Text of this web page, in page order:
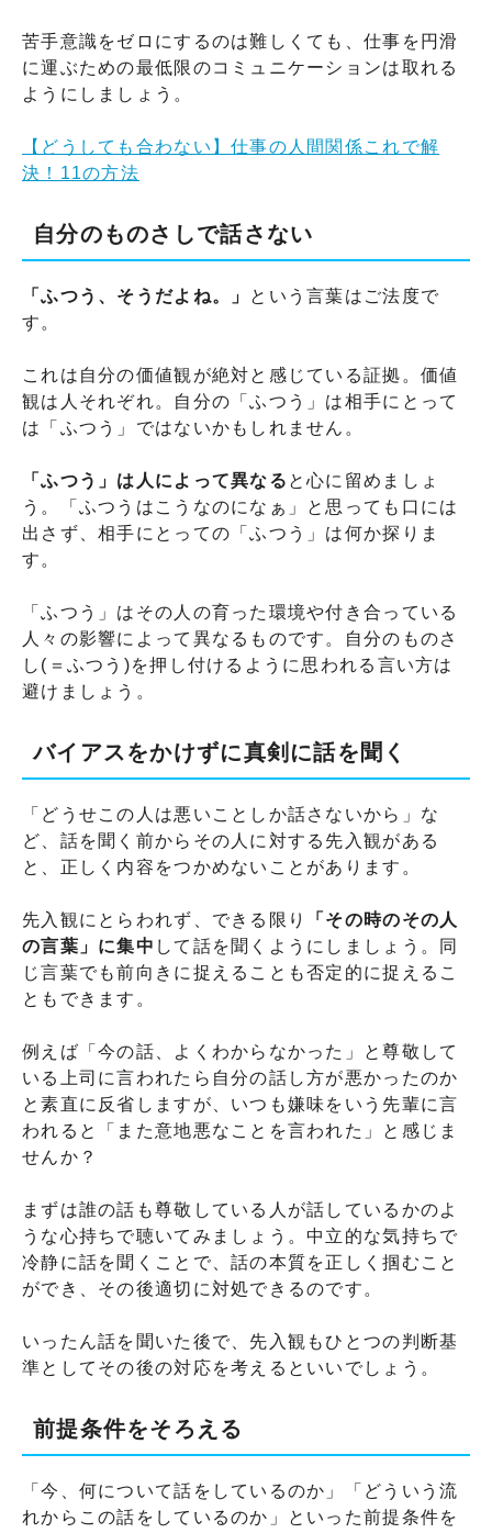
苦手意識をゼロにするのは難しくても、仕事を円滑
に運ぶための最低限のコミュニケーションは取れる
ようにしましょう。
【どうしても合わない】仕事の人間関係これで解
決！11の方法
自分のものさしで話さない
「ふつう、そうだよね。」 という言葉はご法度で
す。
これは自分の価値観が絶対と感じている証拠。価値
観は人それぞれ。自分の「ふつう」は相手にとって
は「ふつう」ではないかもしれません。
「ふつう」は人によって異なる と心に留めましょ
う。「ふつうはこうなのになぁ」と思っても口には
出さず、相手にとっての「ふつう」は何か探りま
す。
「ふつう」はその人の育った環境や付き合っている
人々の影響によって異なるものです。自分のものさ
し(＝ふつう)を押し付けるように思われる言い方は
避けましょう。
バイアスをかけずに真剣に話を聞く
「どうせこの人は悪いことしか話さないから」な
ど、話を聞く前からその人に対する先入観がある
と、正しく内容をつかめないことがあります。
先入観にとらわれず、できる限り
「その時のその人
の言葉」に集中 して話を聞くようにしましょう。同
じ言葉でも前向きに捉えることも否定的に捉えるこ
ともできます。
例えば「今の話、よくわからなかった」と尊敬して
いる上司に言われたら自分の話し方が悪かったのか
と素直に反省しますが、いつも嫌味をいう先輩に言
われると「また意地悪なことを言われた」と感じま
せんか？
まずは誰の話も尊敬している人が話しているかのよ
うな心持ちで聴いてみましょう。中立的な気持ちで
冷静に話を聞くことで、話の本質を正しく掴むこと
ができ、その後適切に対処できるのです。
いったん話を聞いた後で、先入観もひとつの判断基
準としてその後の対応を考えるといいでしょう。
前提条件をそろえる
「今、何について話をしているのか」「どういう流
れからこの話をしているのか」といった前提条件を